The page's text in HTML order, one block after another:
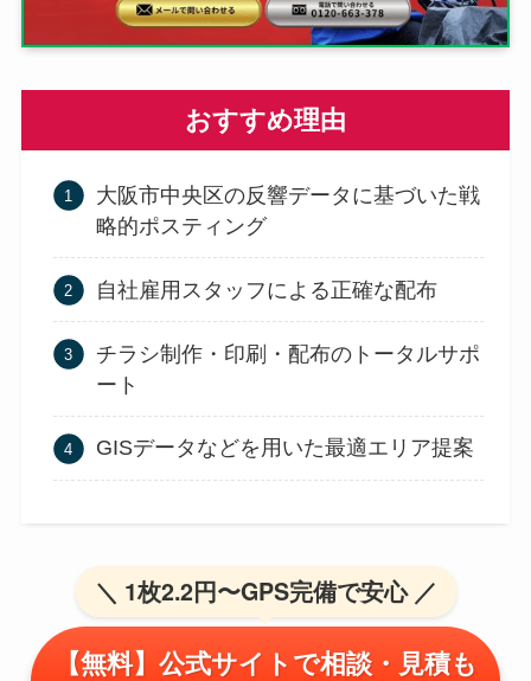
おすすめ理由
大阪市中央区の反響データに基づいた戦
略的ポスティング
自社雇用スタッフによる正確な配布
チラシ制作・印刷・配布のトータルサポ
ート
GISデータなどを用いた最適エリア提案
＼ 1枚2.2円〜GPS完備で安心 ／
【無料】公式サイトで相談・見積も